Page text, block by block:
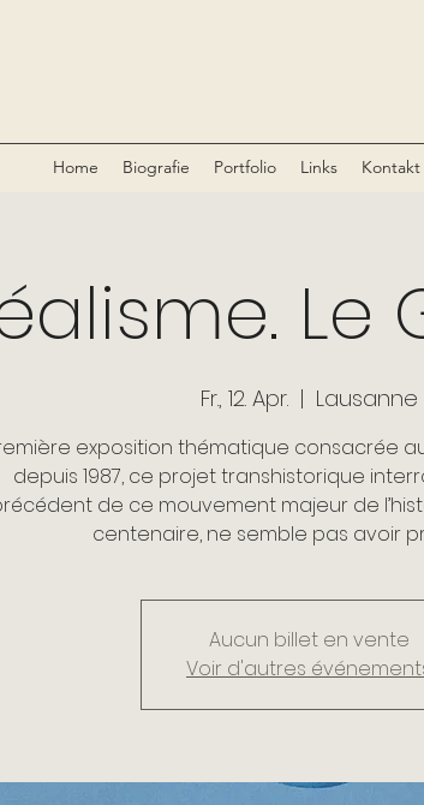
Home Biografie Portfolio Links Kontakt
Le
Fr., 12. Apr.
  |
Lausanne
exposition thématique consacrée
depuis 1987, ce projet transhistorique
de ce mouvement majeur de
centenaire, ne semble pas avoir
Aucun billet en vente
Voir d'autres